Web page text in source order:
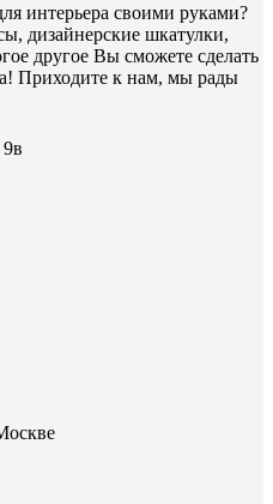
интерьера своими руками?
дизайнерские шкатулки,
другое Вы сможете сделать
Приходите к нам, мы рады